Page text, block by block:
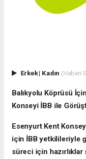
Erkek| Kadın (Haberi
Balıkyolu Köprüsü
Konseyi İBB ile
Esenyurt Kent
için İBB yetkilileriyle
süreci için hazırlıklar